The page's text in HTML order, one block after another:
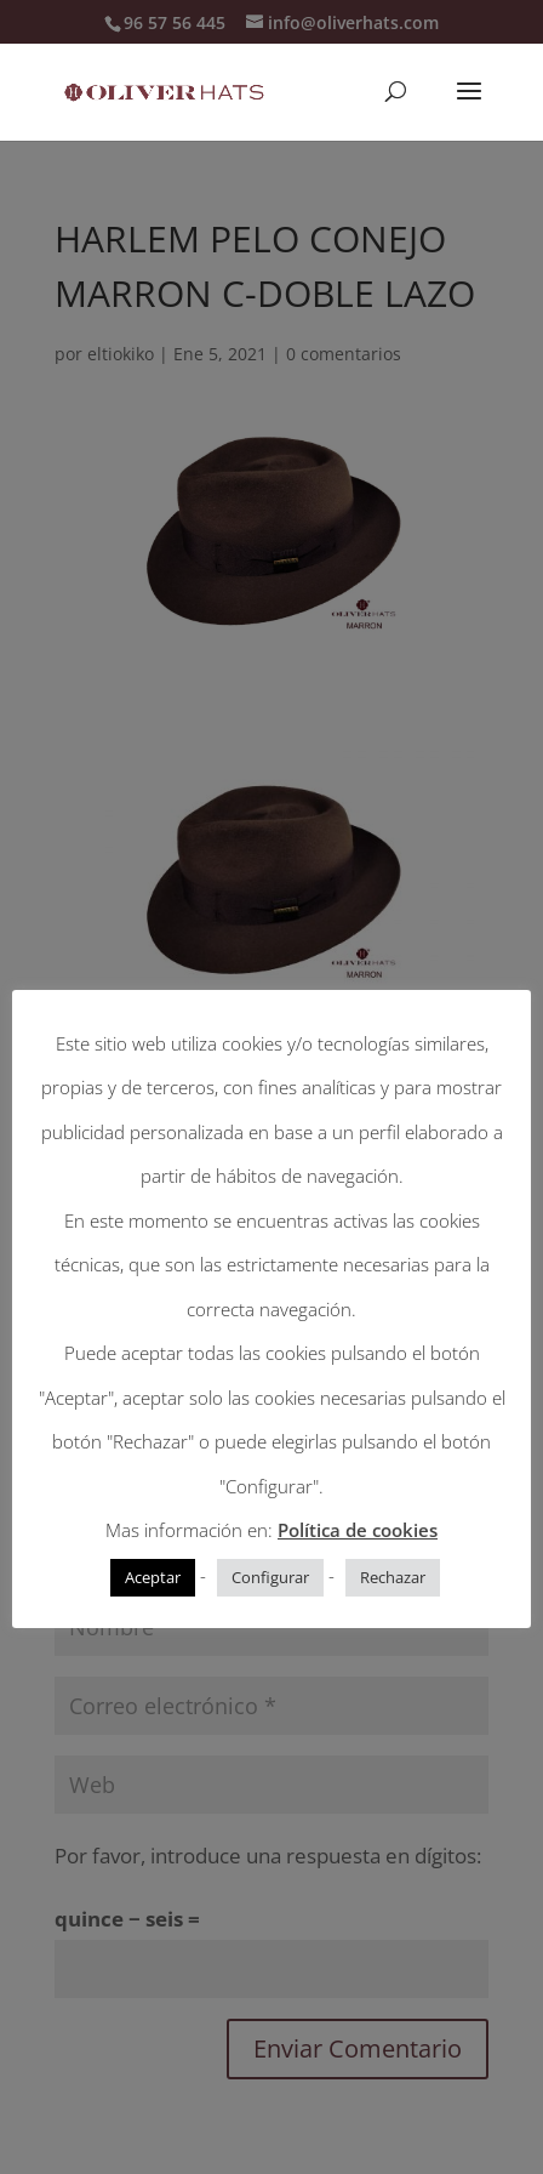
96 57 56 445 info@oliverhats.com
HARLEM PELO CONEJO
MARRON C-DOBLE LAZO
por eltiokiko| Ene 5, 2021 | 0 comentarios
Enviar Un Comentario
Tu dirección de correo electrónico no será
publicada.Los campos obligatorios están
marcados con*
Por favor, introduce una respuesta en dígitos:
quince − seis =
Este sitio web utiliza cookies y/o tecnologías similares,
propias y de terceros, con fines analíticas y para mostrar
publicidad personalizada en base a un perfil elaborado a
partir de hábitos de navegación.
En este momento se encuentras activas las cookies
técnicas, que son las estrictamente necesarias para la
correcta navegación.
Puede aceptar todas las cookies pulsando el botón
"Aceptar", aceptar solo las cookies necesarias pulsando el
botón "Rechazar" o puede elegirlas pulsando el botón
"Configurar".
Mas información en: Política de cookies
Aceptar - Configurar - Rechazar